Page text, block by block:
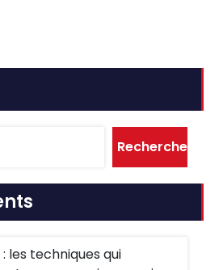
Rechercher
les techniques qui